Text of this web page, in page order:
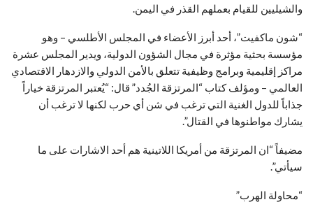
والشيليين للقيام بعملهم القذر في اليمن.
“شون ماكفيت”، أحد أبرز الأعضاء في المجلس الأطلسي – وهو
مؤسسة بحثية مؤثرة في مجال الشؤون الدولية، ويدير المجلس عشرة
مراكز إقليمية وبرامج وظيفية تتعلق بالأمن الدولي والازدهار الاقتصادي
العالمي – ومؤلف كتاب “المرتزقة الجُدد” قال: “يُعتبر المرتزقة خياراً
جذاباً للدول الغنية التي ترغب في شن أي حرب لكنها لا ترغب أن
يشارك مواطنوها في القتال”.
مضيفاً “ان المرتزقة من أمريكا اللاتينية هم أحد الاشارات على ما
سيأتي”.
“محاولة الهرب”